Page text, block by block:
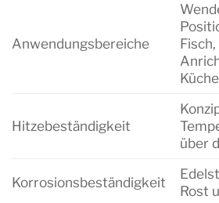
Anwendungsbereiche
Hitzebeständigkeit
über
Korrosionsbeständigkeit
Rost